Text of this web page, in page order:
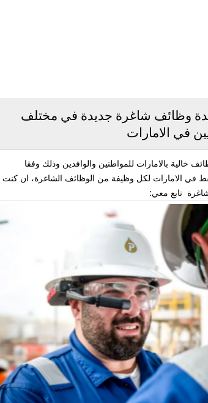
وظائف شاغرة جديدة في مختلف
في الامارات
بالامارات للمواطنين والوافدين وذلك وفقا
في الامارات لكل وظيفة من الوظائف الشاغرة، ان كنت
تابع معي: